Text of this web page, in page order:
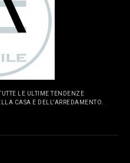
LE ULTIME TENDENZE
CASA E DELL'ARREDAMENTO.